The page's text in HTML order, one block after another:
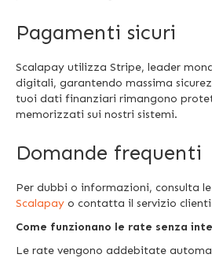
Pagamenti sicuri
Scalapay utilizza Stripe, leader
digitali, garantendo massima
tuoi dati finanziari rimangono
memorizzati sui nostri sistemi.
Domande frequenti
Per dubbi o informazioni, consulta le
Scalapay o contatta il servizio
Come funzionano le rate senza
Le rate vengono addebitate